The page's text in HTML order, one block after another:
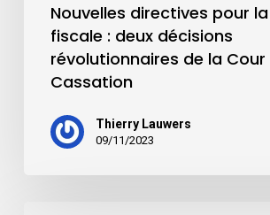
Nouvelles directives pour
fiscale : deux décisions
révolutionnaires de la Cour
Cassation
Thierry Lauwers
09/11/2023